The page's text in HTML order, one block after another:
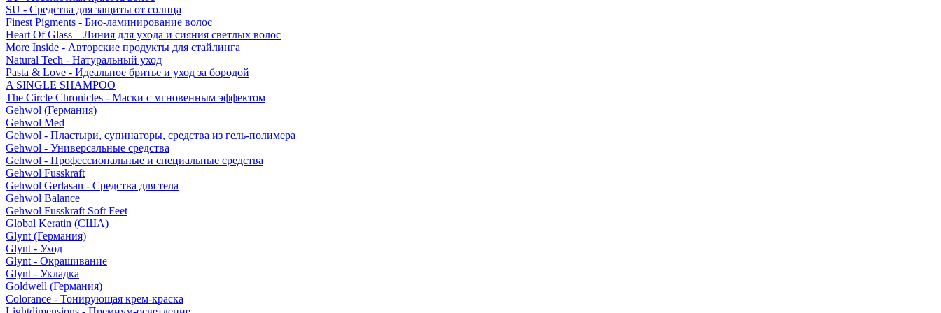
SU - Средства для защиты от солнца
Finest Pigments - Био-ламинирование волос
Heart Of Glass – Линия для ухода и сияния светлых волос
More Inside - Авторские продукты для стайлинга
Natural Tech - Натуральный уход
Pasta & Love - Идеальное бритье и уход за бородой
A SINGLE SHAMPOO
The Circle Chronicles - Маски с мгновенным эффектом
Gehwol (Германия)
Gehwol Med
Gehwol - Пластыри, супинаторы, средства из гель-полимера
Gehwol - Универсальные средства
Gehwol - Профессиональные и специальные средства
Gehwol Fusskraft
Gehwol Gerlasan - Средства для тела
Gehwol Balance
Gehwol Fusskraft Soft Feet
Global Keratin (США)
Glynt (Германия)
Glynt - Уход
Glynt - Окрашивание
Glynt - Укладка
Goldwell (Германия)
Colorance - Тонирующая крем-краска